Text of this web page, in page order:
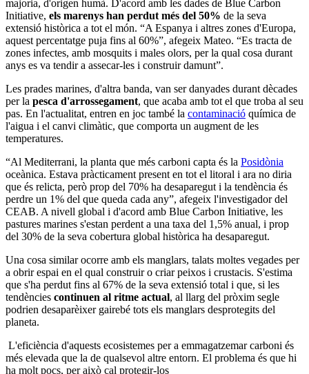
majoria, d'origen humà. D'acord amb les dades de Blue Carbon
Initiative, els marenys han perdut més del 50% de la seva
extensió històrica a tot el món. “A Espanya i altres zones d'Europa,
aquest percentatge puja fins al 60%”, afegeix Mateo. “Es tracta de
zones infectes, amb mosquits i males olors, per la qual cosa durant
anys es va tendir a assecar-les i construir damunt”.
Les prades marines, d'altra banda, van ser danyades durant dècades
per la pesca d'arrossegament, que acaba amb tot el que troba al seu
pas. En l'actualitat, entren en joc també la contaminació química de
l'aigua i el canvi climàtic, que comporta un augment de les
temperatures.
“Al Mediterrani, la planta que més carboni capta és la Posidònia
oceànica. Estava pràcticament present en tot el litoral i ara no diria
que és relicta, però prop del 70% ha desaparegut i la tendència és
perdre un 1% del que queda cada any”, afegeix l'investigador del
CEAB. A nivell global i d'acord amb Blue Carbon Initiative, les
pastures marines s'estan perdent a una taxa del 1,5% anual, i prop
del 30% de la seva cobertura global històrica ha desaparegut.
Una cosa similar ocorre amb els manglars, talats moltes vegades per
a obrir espai en el qual construir o criar peixos i crustacis. S'estima
que s'ha perdut fins al 67% de la seva extensió total i que, si les
tendències continuen al ritme actual, al llarg del pròxim segle
podrien desaparèixer gairebé tots els manglars desprotegits del
planeta.
L'eficiència d'aquests ecosistemes per a emmagatzemar carboni és
més elevada que la de qualsevol altre entorn. El problema és que hi
ha molt pocs, per això cal protegir-los